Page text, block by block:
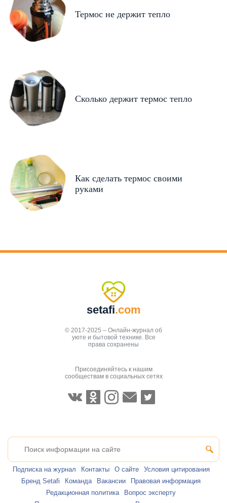
Термос не держит тепло
Сколько держит термос тепло
Как сделать термос своими
руками
setafi.com
© 2017-2025 – Онлайн-журнал об
уюте и бытовой технике. Все
права сохранены
Присоединяйтесь к нашим
сообществам в социальных сетях
Подписка на журнал Контакты О сайте
Условия цитирования
Бренд Setafi
Команда Вакансии
Правовая информация
Редакционная политика
Вопрос эксперту